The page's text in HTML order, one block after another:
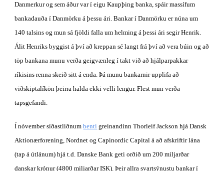
Danmerkur og sem áður var í eigu Kaupþing banka, spáir massífum
bankadauða í Danmörku á þessu ári. Bankar í Danmörku er núna um
140 talsins og mun sá fjöldi falla um helming á þessi ári segir Henrik.
Álit Henriks byggist á því að kreppan sé langt frá því að vera búin og að
töp bankana munu verða geigvænleg í takt við að hjálparpakkar
ríkisins renna skeið sitt á enda. Þá munu bankarnir upplifa að
viðskiptalíkön þeirra halda ekki velli lengur. Flest mun verða
tapsgefandi.
Í nóvember síðastliðnum benti greinandinn Thorleif Jackson hjá Dansk
Aktionærforening, Nordnet og Capinordic Capital á að afskriftir lána
(tap á útlánum) hjá t.d. Danske Bank geti orðið um 200 miljarðar
danskar krónur (4800 miljarðar ISK). Þeir allra svartsýnustu bankar í